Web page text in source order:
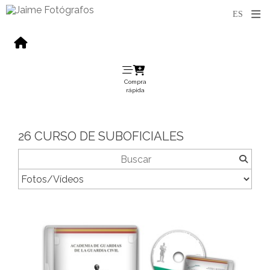
Compra
rápida
26 CURSO DE SUBOFICIALES